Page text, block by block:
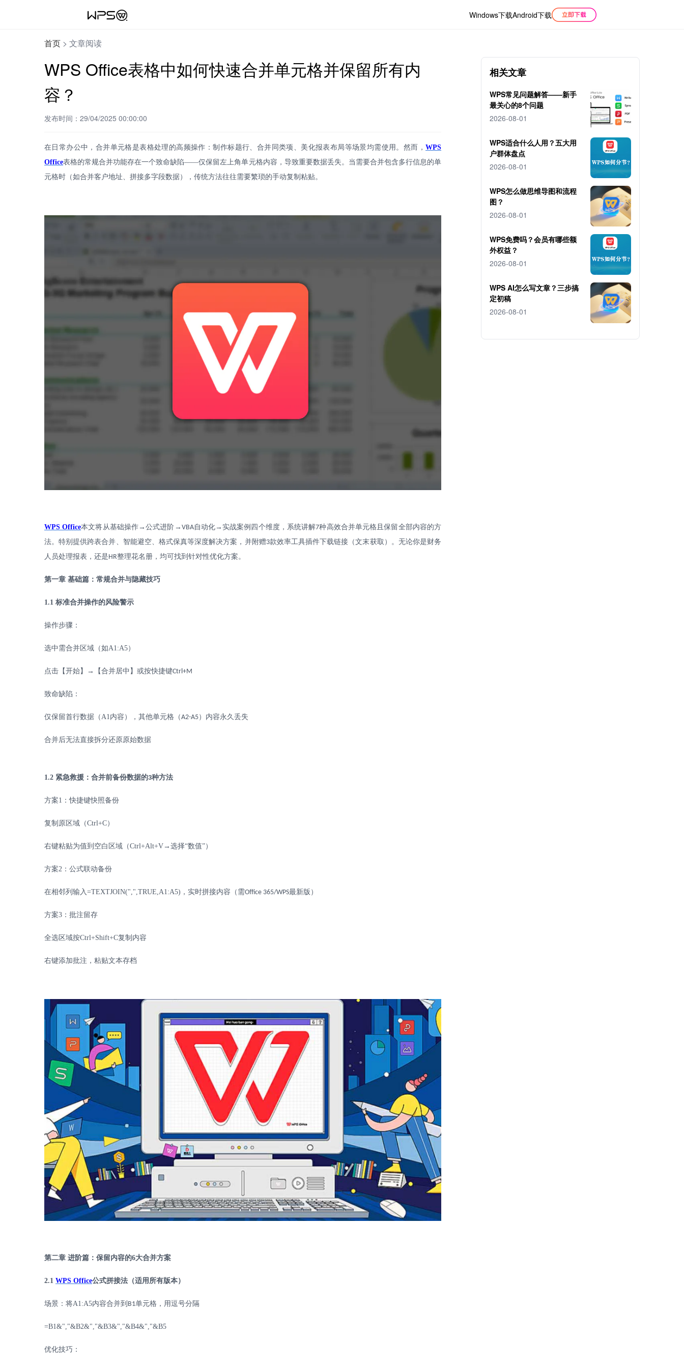
Windows下载Android下载
首页 > 文章阅读
WPS Office表格中如何快速合并单元格并保留所有内
容？
发布时间：29/04/2025 00:00:00
在日常办公中，合并单元格是表格处理的高频操作：制作标题行、合并同类项、美化报表布局等场景均需使用。然而，WPS
Office表格的常规合并功能存在一个致命缺陷——仅保留左上角单元格内容，导致重要数据丢失。当需要合并包含多行信息的单
元格时（如合并客户地址、拼接多字段数据），传统方法往往需要繁琐的手动复制粘贴。
WPS Office本文将从基础操作→公式进阶→ VBA自动化→实战案例四个维度，系统讲解7种高效合并单元格且保留全部内容的方
法。特别提供跨表合并、智能避空、格式保真等深度解决方案，并附赠3款效率工具插件下载链接（文末获取）。无论你是财务
人员处理报表，还是HR整理花名册，均可找到针对性优化方案。
第一章 基础篇：常规合并与隐藏技巧
1.1 标准合并操作的风险警示
操作步骤：
选中需合并区域（如A1:A5）
点击【开始】 →【合并居中】或按快捷键Ctrl+M
致命缺陷：
仅保留首行数据（ A1 内容），其他单元格（A2-A5）内容永久丢失
合并后无法直接拆分还原原始数据
1.2 紧急救援：合并前备份数据的3种方法
方案1 ：快捷键快照备份
复制原区域（Ctrl+C）
右键粘贴为值到空白区域（Ctrl+Alt+V→选择“数值”）
方案2 ：公式联动备份
在相邻列输入 =TEXTJOIN(",",TRUE,A1:A5) ，实时拼接内容（需Office 365/WPS最新版）
方案3 ：批注留存
全选区域按Ctrl+Shift+C复制内容
右键添加批注，粘贴文本存档
第二章 进阶篇：保留内容的6大合并方案
2.1 WPS Office公式拼接法（适用所有版本）
场景：将A1:A5内容合并到 B1单元格，用逗号分隔
=B1&","&B2&","&B3&","&B4&","&B5
优化技巧：
相关文章
WPS常见问题解答——新手
最关心的8个问题
2026-08-01
WPS适合什么人用？五大用
户群体盘点
2026-08-01
WPS怎么做思维导图和流程
图？
2026-08-01
WPS免费吗？会员有哪些额
外权益？
2026-08-01
WPS AI怎么写文章？三步搞
定初稿
2026-08-01